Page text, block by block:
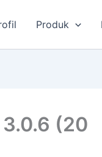
Produk
(20